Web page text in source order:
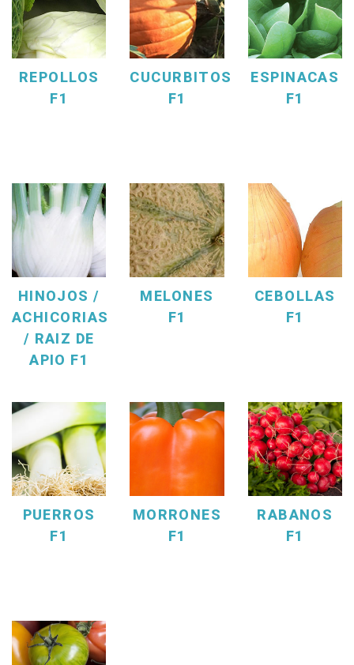
REPOLLOS
F1
CUCURBITOS
F1
ESPINACAS
F1
HINOJOS /
ACHICORIAS
/ RAIZ DE
APIO F1
MELONES
F1
CEBOLLAS
F1
PUERROS
F1
MORRONES
F1
RABANOS
F1